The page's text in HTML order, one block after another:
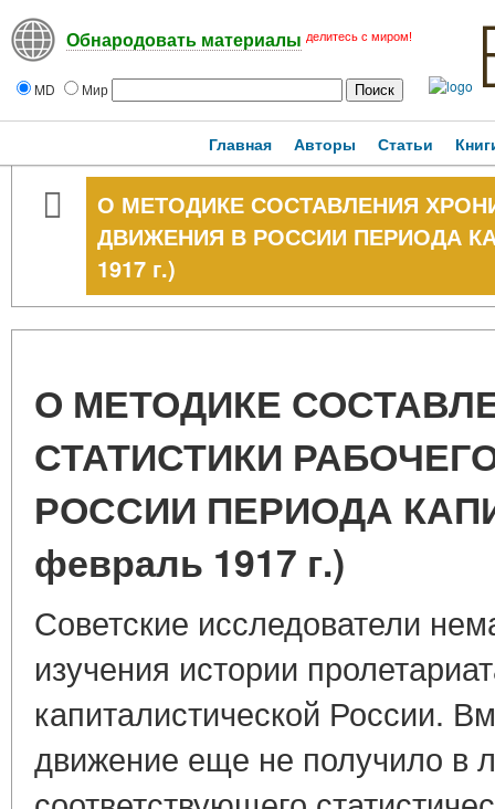
Обнародовать материалы делитесь с миром!
MD Мир
Главная Авторы Статьи
О МЕТОДИКЕ СОСТАВЛЕНИЯ
ДВИЖЕНИЯ В РОССИИ ПЕРИОДА
1917 г.)
О МЕТОДИКЕ
СТАТИСТИКИ
РОССИИ ПЕРИОДА
февраль 1917 г.)
Советские исследователи
изучения истории
капиталистической России.
движение еще не получило в